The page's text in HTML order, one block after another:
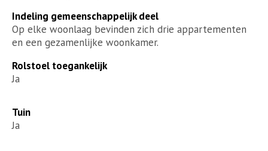
Indeling gemeenschappelijk deel
Op elke woonlaag bevinden zich drie appartementen
en een gezamenlijke woonkamer.
Rolstoel toegankelijk
Ja
Tuin
Ja